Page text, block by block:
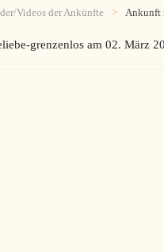
Videos der Ankünfte Ankunft
grenzenlos am 02. März